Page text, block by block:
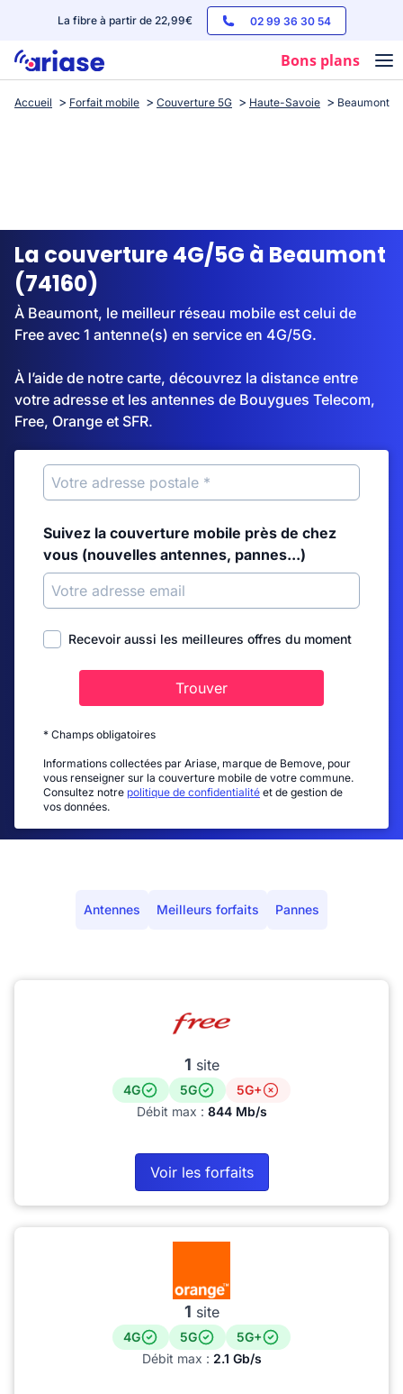
La fibre à partir de 22,99€ 02 99 36 30 54
Bons plans
Box internet
Streaming
Accueil Forfait mobile Couverture 5G Haute-Savoie Beaumont
La couverture 4G/5G à Beaumont
(74160)
À Beaumont, le meilleur réseau mobile est celui de
Free avec 1 antenne(s) en service en 4G/5G.
À l’aide de notre carte, découvrez la distance entre
votre adresse et les antennes de Bouygues Telecom,
Free, Orange et SFR.
Suivez la couverture mobile près de chez
vous (nouvelles antennes, pannes...)
Recevoir aussi les meilleures offres du moment
Trouver
* Champs obligatoires
Informations collectées par Ariase, marque de Bemove, pour
vous renseigner sur la couverture mobile de votre commune.
Consultez notre politique de confidentialité et de gestion de
vos données.
Antennes Meilleurs forfaits Pannes
1 site
4G 5G
5G+
Débit max : 844 Mb/s
Voir les forfaits
1 site
4G 5G
5G+
Débit max : 2.1 Gb/s